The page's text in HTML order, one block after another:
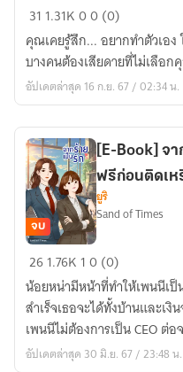
[E-
พิชิต
ใจ
ยัย
แรก
(อ่าน
ฟรี
จนจบ)
YURI
31 1.31K00 (0)
คุณเคยรู้สึก... อยากทำตัวเอง ให้
บางคนต้องเสียดายที่ไม่เลือ
อัปเดตล่าสุด 16 ก.ย. 67 / 02:34 น.
[E-
Book]
จาก
ร้าย
เป็น
รัก
จบ
[E-Book] จาก
ฟรีก่อนติดเ
ยูริ
Sand of Times
261.76K 10 (0)
น้อยหน่ามีหน้าที่ทำให้เพนนีเป็
สำเร็จเธอจะได้ทั้งบ้านและเ
เพนนีไม่ต้องการเป็น CEO ต่
อัปเดตล่าสุด 30 มิ.ย. 67 / 23:48 น.